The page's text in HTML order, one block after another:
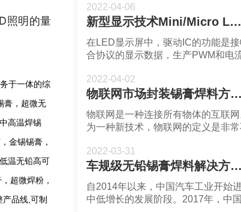
照明的量
于一体的综
膏，超微无
高温焊锡
金锡锡膏，
温无铅高可
超微焊粉，
品线,可制
热。高导热的特性是为了解决微间距
显示屏整体发热量大从而需要更快的
使用寿命。低翘曲、低涨缩、高模
是为了解决提高微间距LED良率的问
福英达分享：应用于微间距LED显示
Print Circ
2022-04-06
新型显示技术Mini/Micro LED微间距封装无铅超微锡膏焊料深圳福英达分享：微间距LED驱动IC发展趋势
在LED显示屏中，驱动IC的功能是
合协议的显示数据，生产PWM和电
PWM电流，点亮LED。随着点间距缩
小。驱动IC的功耗占比增大，因此，
题。新型显示技术Mini/Micro LED微
封装无铅超微锡膏焊料深圳福英达分
2022-04-02
物联网市场封装锡膏焊料方案提供商深圳福英达分享：物联网概述
物联网是一种连接所有物体的互联
为一种新技术，物联网的定义是非常
用射频识别阅读器。传感器。红外传
器。全球定位系统。激光扫描仪等信
网连接，进行通信和信息交换，实现
识别。定位。跟踪。网络或系统的监
2022-03-31
车规级无铅锡膏焊料解决方案提供商深圳福英达分享：Mini LED 车载应用与自动驾驶传感器
自2014年以来，中国汽车工业开始
中低增长的发展阶段。2017年，中